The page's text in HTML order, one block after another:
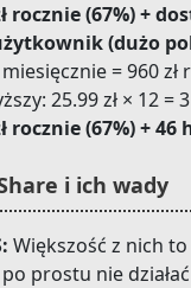
rocznie (67%) +
(dużo
= 960 zł
25.99 zł × 12 =
rocznie (67%) +
i ich wady
Większość z nich
prostu nie